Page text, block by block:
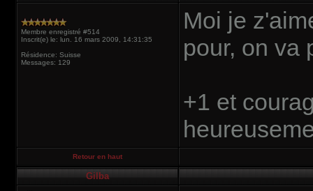
Membre enregistré #514
Inscrit(e) le: lun. 16 mars 2009, 14:31:35
Résidence: Suisse
Messages: 129
Moi je
pour, on va
+1 et
Retour en haut
Gilba